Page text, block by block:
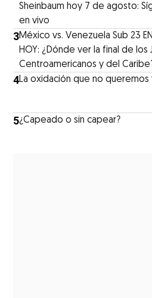
Sheinbaum hoy 7 de agosto:
en vivo
3México vs. Venezuela Sub 23
HOY: ¿Dónde ver la final de los
Centroamericanos y del
4La oxidación que no queremos
5¿Capeado o sin capear?